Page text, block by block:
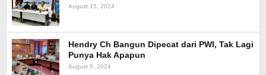
August 15, 2024
Hendry Ch Bangun Dipecat dari PWI, Tak Lagi
Punya Hak Apapun
August 5, 2024